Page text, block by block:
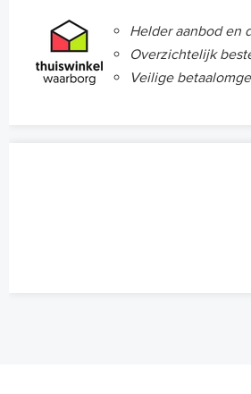
Helder aanbod en
Overzichtelijk
Veilige